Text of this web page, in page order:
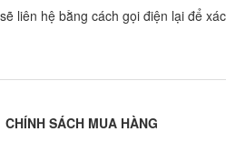
liên hệ bằng cách gọi điện lại để
CHÍNH SÁCH MUA HÀNG